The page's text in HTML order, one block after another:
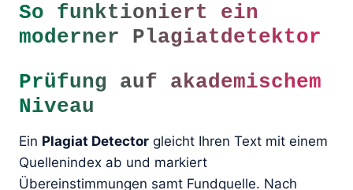
So funktioniert ein
moderner Plagiatdetektor
Prüfung auf akademischem
Niveau
Ein Plagiat Detector gleicht Ihren Text mit einem
Quellenindex ab und markiert
Übereinstimmungen samt Fundquelle. Nach